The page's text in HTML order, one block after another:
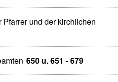
Pfarrer und der kirchlichen
650 u. 651 - 679